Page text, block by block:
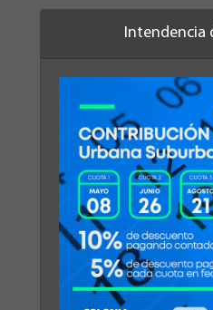
Intendencia